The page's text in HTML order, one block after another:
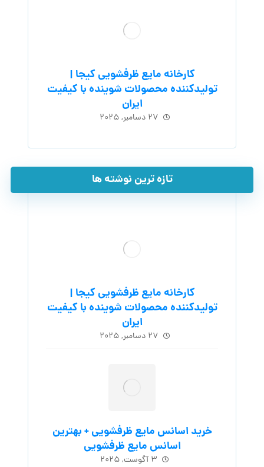
کارخانه مایع ظرفشویی کیجا |
تولیدکننده محصولات شوینده با کیفیت
ایران
۲۷ دسامبر, ۲۰۲۵
تازه ترین نوشته ها
کارخانه مایع ظرفشویی کیجا |
تولیدکننده محصولات شوینده با کیفیت
ایران
۲۷ دسامبر, ۲۰۲۵
خرید اسانس مایع ظرفشویی + بهترین
اسانس مایع ظرفشویی
۳ آگوست, ۲۰۲۵